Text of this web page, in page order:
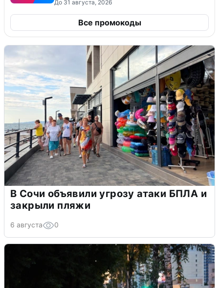
До 31 августа, 2026
Все промокоды
В Сочи объявили угрозу атаки БПЛА и
закрыли пляжи
6 августа 0